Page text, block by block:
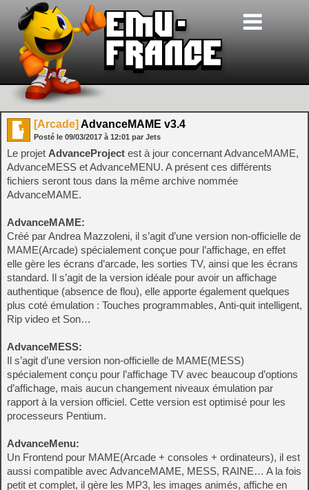
[Arcade] AdvanceMAME v3.4
Posté le 09/03/2017 à 12:01 par Jets
Le projet AdvanceProject est à jour concernant AdvanceMAME,
AdvanceMESS et AdvanceMENU. A présent ces différents
fichiers seront tous dans la même archive nommée
AdvanceMAME.
AdvanceMAME:
Créé par Andrea Mazzoleni, il s’agit d’une version non-officielle de
MAME(Arcade) spécialement conçue pour l’affichage, en effet
elle gère les écrans d’arcade, les sorties TV, ainsi que les écrans
standard. Il s’agit de la version idéale pour avoir un affichage
authentique (absence de flou), elle apporte également quelques
plus coté émulation : Touches programmables, Anti-quit intelligent,
Rip video et Son…
AdvanceMESS:
Il s’agit d’une version non-officielle de MAME(MESS)
spécialement conçu pour l’affichage TV avec beaucoup d’options
d’affichage, mais aucun changement niveaux émulation par
rapport à la version officiel. Cette version est optimisé pour les
processeurs Pentium.
AdvanceMenu:
Un Frontend pour MAME(Arcade + consoles + ordinateurs), il est
aussi compatible avec AdvanceMAME, MESS, RAINE… A la fois
petit et complet, il gère les MP3, les images animés, affiche en